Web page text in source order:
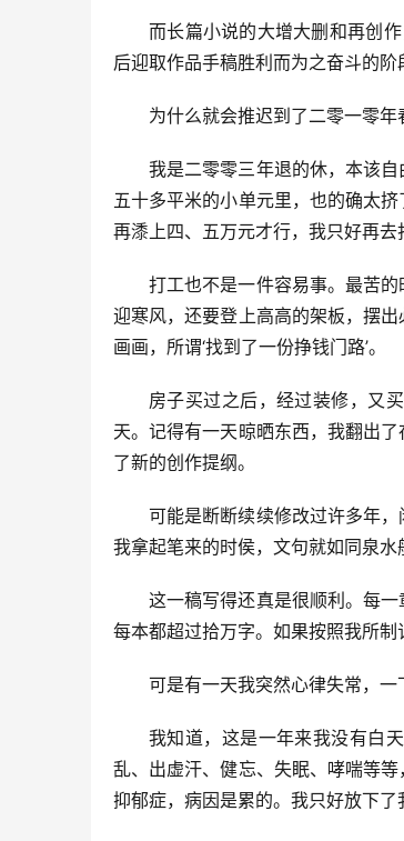
而长篇小说的大增大删和再创
后迎取作品手稿胜利而为之奋斗的阶
为什么就会推迟到了二零一零年
我是二零零三年退的休，本该
五十多平米的小单元里，也的确太
再潻上四、五万元才行，我只好再去
打工也不是一件容易事。最苦
迎寒风，还要登上高高的架板，摆
画画，所谓‘找到了一份挣钱门路’。
房子买过之后，经过装修，又
天。记得有一天晾晒东西，我翻出
了新的创作提纲。
可能是断断续续修改过许多年
我拿起笔来的时侯，文句就如同泉水
这一稿写得还真是很顺利。每
每本都超过拾万字。如果按照我所制
可是有一天我突然心律失常，一
我知道，这是一年来我没有白
乱、出虚汗、健忘、失眠、哮喘等
抑郁症，病因是累的。我只好放下了